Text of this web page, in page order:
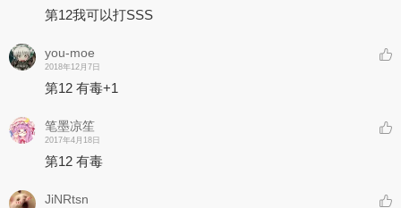
第12我可以打SSS
you-moe
2018年12月7日
第12 有毒+1
笔墨凉笙
2017年4月18日
第12 有毒
JiNRtsn